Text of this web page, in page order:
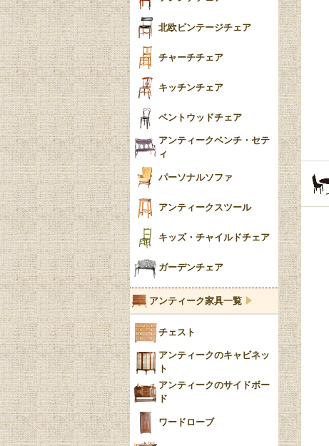
ー
ミラー
花瓶おしゃれ
陶器の人形
キャンドルホルダー
トライポッド
バラスター
陶磁器の模様一覧
イマリ（IMARI）
ブルー＆ホワイト
ブルーウィローパターン
Blue）
YUAN
チンツ
クリノリン
北欧ビンテージチェア
チャーチチェア
キッチンチェア
ベントウッドチェア
アンティークベンチ・セテ
ィ
パーソナルソファ
アンティークスツール
キッズ・チャイルドチェア
ガーデンチェア
アンティーク家具一覧
チェスト
アンティークのキャビネッ
ト
アンティークのサイドボー
ド
ワードローブ